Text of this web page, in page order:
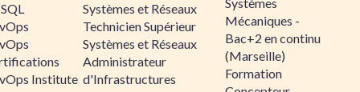
Institute
Systèmes et Réseaux
Technicien Supérieur
Systèmes et Réseaux
Administrateur
d'Infrastructures
Mécaniques -
Bac+2 en continu
(Marseille)
Formation